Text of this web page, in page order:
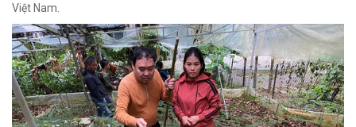
Việt Nam.